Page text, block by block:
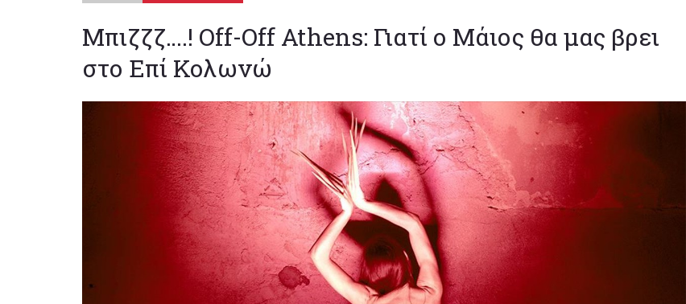
Μπιζζζ….! Off-Off Athens: Γιατί ο Μάιος θα μας βρει
στο Επί Κολωνώ